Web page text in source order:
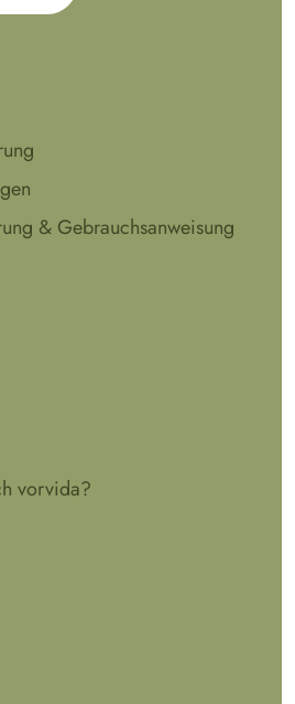
& Gebrauchsanweisung
vorvida?